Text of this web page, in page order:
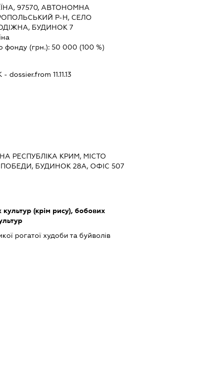
97570, АВТОНОМНА
Р-Н, СЕЛО
БУДИНОК 7
фонду (грн.): 50 000 (100 %)
- dossier.from 11.11.13
РЕСПУБЛІКА КРИМ, МІСТО
БУДИНОК 28А, ОФІС 507
(крім рису), бобових
рогатої худоби та буйволів